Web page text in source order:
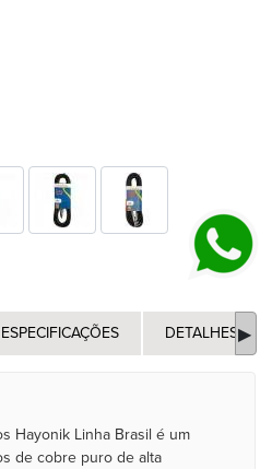
ESPECIFICAÇÕES DETALHES
Hayonik Linha Brasil é um
de cobre puro de alta